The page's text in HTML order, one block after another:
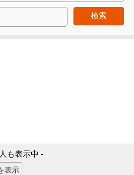
検索
も表示中 -